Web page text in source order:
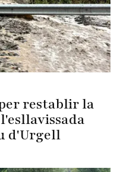
restablir la
d'Urgell